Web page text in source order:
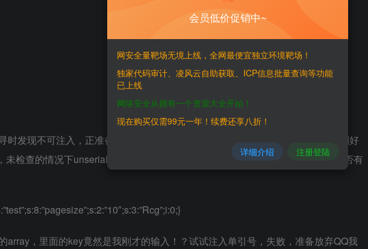
时发现不可注入，正准备放弃时发现搜索结果的第N页的连结中使用了php序列刚好
未检查的情况下unserialize后会造成许多问题，甚至RCE看了一下序列的长相是否有
array，里面的key竟然是我刚才的输入！？试试注入单引号，失败，准备放弃QQ我
会员低价促销中~
网安全量靶场无境上线，全网最便宜独立环境靶场！
独家代码审计、凌风云自助获取、ICP信息批量查询等功能
已上线
网络安全从拥有一个资源大全开始！
现在购买仅需99元一年！续费还享八折！
详细介绍 注册登陆